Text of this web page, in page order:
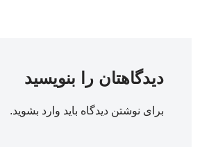
دیدگاهتان را بنویسید
برای نوشتن دیدگاه باید وارد بشوید.